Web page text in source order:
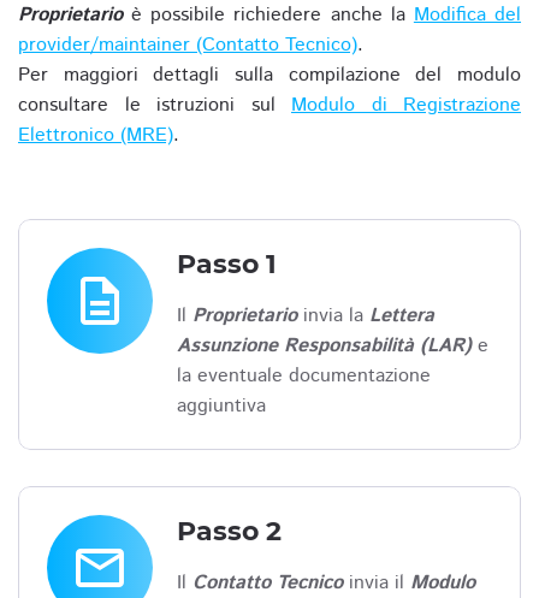
Proprietarioè possibile richiedere anche laModifica del
provider/maintainer (Contatto Tecnico).
Per maggiori dettagli sulla compilazione del modulo
consultare le istruzioni sul Modulo di Registrazione
Elettronico (MRE).
description
Passo 1
Il Proprietarioinvia la Lettera
Assunzione Responsabilità (LAR)e
la eventuale documentazione
aggiuntiva
email
Passo 2
Il Contatto Tecnicoinvia il Modulo